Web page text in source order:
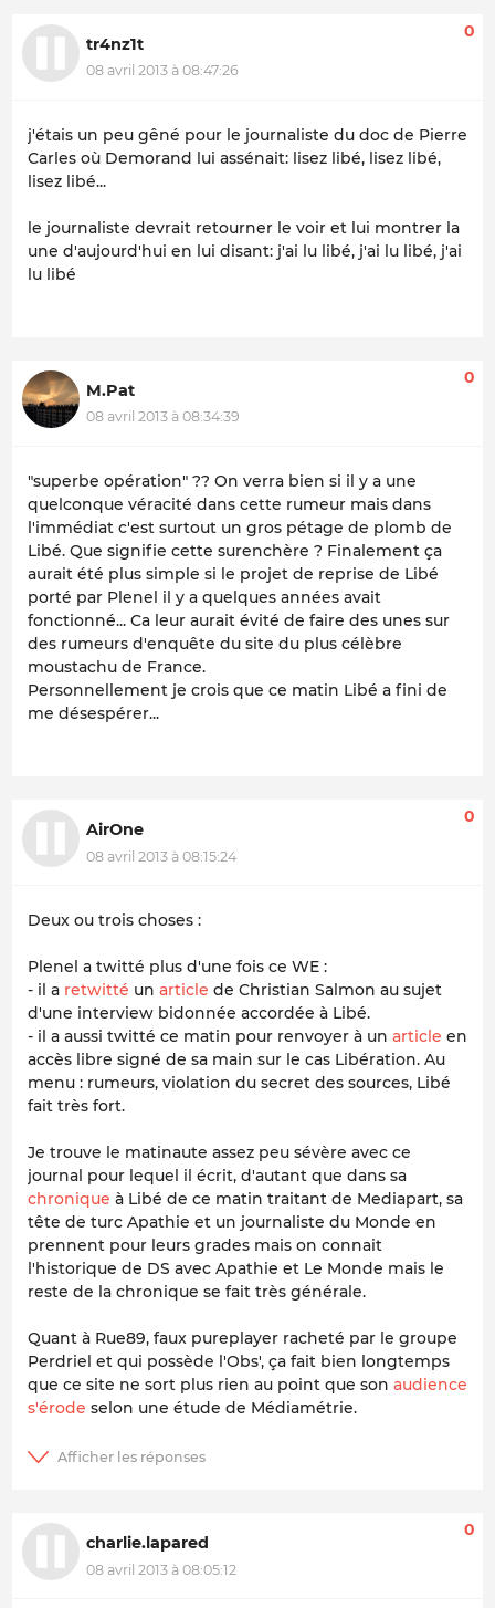
tr4nz1t
08 avril 2013 à 08:47:26
0
j'étais un peu gêné pour le journaliste du doc de Pierre
Carles où Demorand lui assénait: lisez libé, lisez libé,
lisez libé...
le journaliste devrait retourner le voir et lui montrer la
une d'aujourd'hui en lui disant: j'ai lu libé, j'ai lu libé, j'ai
lu libé
M.Pat
08 avril 2013 à 08:34:39
0
"superbe opération" ?? On verra bien si il y a une
quelconque véracité dans cette rumeur mais dans
l'immédiat c'est surtout un gros pétage de plomb de
Libé. Que signifie cette surenchère ? Finalement ça
aurait été plus simple si le projet de reprise de Libé
porté par Plenel il y a quelques années avait
fonctionné... Ca leur aurait évité de faire des unes sur
des rumeurs d'enquête du site du plus célèbre
moustachu de France.
Personnellement je crois que ce matin Libé a fini de
me désespérer...
AirOne
08 avril 2013 à 08:15:24
0
Deux ou trois choses :
Plenel a twitté plus d'une fois ce WE :
- il a retwitté un article de Christian Salmon au sujet
d'une interview bidonnée accordée à Libé.
- il a aussi twitté ce matin pour renvoyer à un article en
accès libre signé de sa main sur le cas Libération. Au
menu : rumeurs, violation du secret des sources, Libé
fait très fort.
Je trouve le matinaute assez peu sévère avec ce
journal pour lequel il écrit, d'autant que dans sa
chronique à Libé de ce matin traitant de Mediapart, sa
tête de turc Apathie et un journaliste du Monde en
prennent pour leurs grades mais on connait
l'historique de DS avec Apathie et Le Monde mais le
reste de la chronique se fait très générale.
Quant à Rue89, faux pureplayer racheté par le groupe
Perdriel et qui possède l'Obs', ça fait bien longtemps
que ce site ne sort plus rien au point que son audience
s'érode selon une étude de Médiamétrie.
charlie.lapared
08 avril 2013 à 08:05:12
0